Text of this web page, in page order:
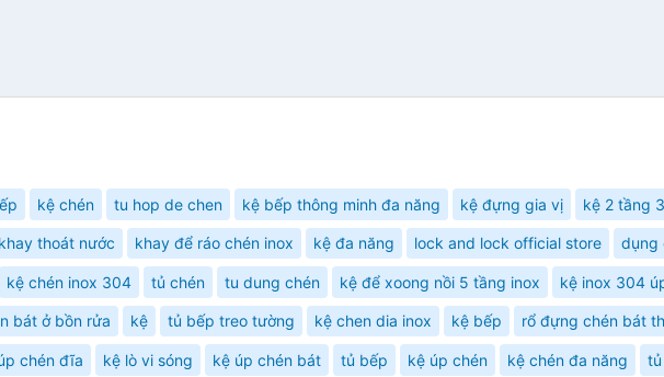
kệ chén tu hop de chen kệ bếp thông minh đa năng kệ đựng gia vị kệ 2 tầng
thoát nước khay để ráo chén inox kệ đa năng lock and lock official store dụng
kệ chén inox 304 tủ chén tu dung chén kệ để xoong nồi 5 tầng inox kệ inox 304
bát ở bồn rửa kệ tủ bếp treo tường kệ chen dia inox kệ bếp rổ đựng chén bát
chén đĩa kệ lò vi sóng kệ úp chén bát tủ bếp kệ úp chén kệ chén đa năng